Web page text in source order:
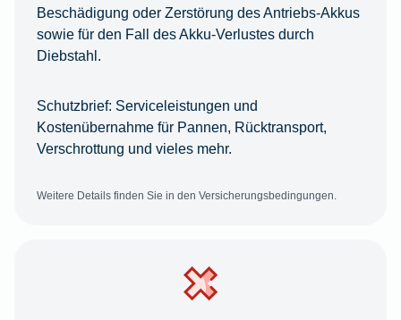
Beschädigung oder Zerstörung des Antriebs-Akkus
sowie für den Fall des Akku-Verlustes durch
Diebstahl.
Schutzbrief: Serviceleistungen und
Kostenübernahme für Pannen, Rücktransport,
Verschrottung und vieles mehr.
Weitere Details finden Sie in den Versicherungsbedingungen.